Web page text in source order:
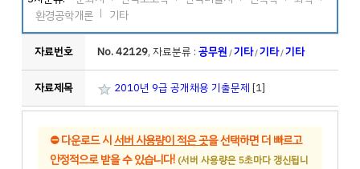
환경공학개론
기타
자료번호 No. 42129, 자료분류 : 공무원 /기타/기타/기타
자료제목 2010년 9급 공개채용 기출문제 [1]
⛔다운로드 시서버 사용량이 적은 곳을 선택하면 더 빠르고
안정적으로 받을 수 있습니다! (서버 사용량은 5초마다 갱신됩니